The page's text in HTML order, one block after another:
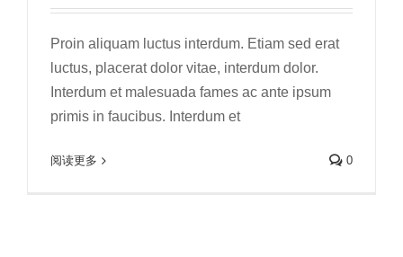
Proin aliquam luctus interdum. Etiam sed erat
luctus, placerat dolor vitae, interdum dolor.
Interdum et malesuada fames ac ante ipsum
primis in faucibus. Interdum et
阅读更多 0